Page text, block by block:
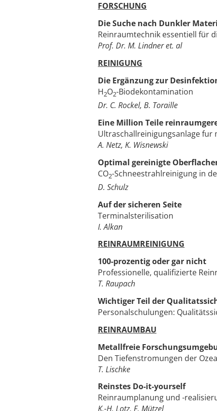
FORSCHUNG
Die Suche nach Dunkler
Reinraumtechnik essentiell für
Prof. Dr. M. Lindner et. al
REINIGUNG
Die Ergänzung zur
H2O2-Biodekontamination
Dr. C. Rockel, B. Toraille
Eine Million Teile
Ultraschallreinigungsanlage fur
A. Netz, K. Wisnewski
Optimal gereinigte
CO2-Schneestrahlreinigung in
D. Schulz
Auf der sicheren Seite
Terminalsterilisation
I. Alkan
REINRAUMREINIGUNG
100-prozentig oder gar nicht
Professionelle, qualifizierte
T. Raupach
Wichtiger Teil der
Personalschulungen:
REINRAUMBAU
Metallfreie
Den Tiefenstromungen der
T. Lischke
Reinstes Do-it-yourself
Reinraumplanung und -
K.-H. Lotz, F. Mützel